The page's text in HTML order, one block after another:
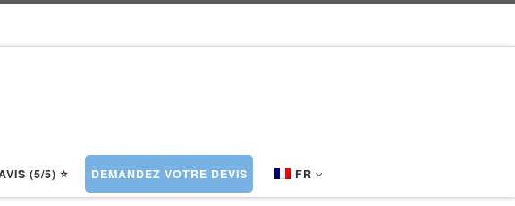
(5/5) ⭐️ DEMANDEZ VOTRE DEVIS FR